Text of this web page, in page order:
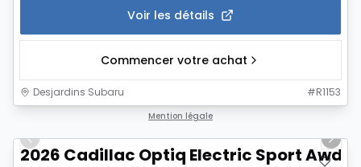
Voir les détails
Commencer votre achat
Desjardins Subaru #R1153
Mention légale
Previous slide
Next
2026 Cadillac Optiq Electric Sport Awd